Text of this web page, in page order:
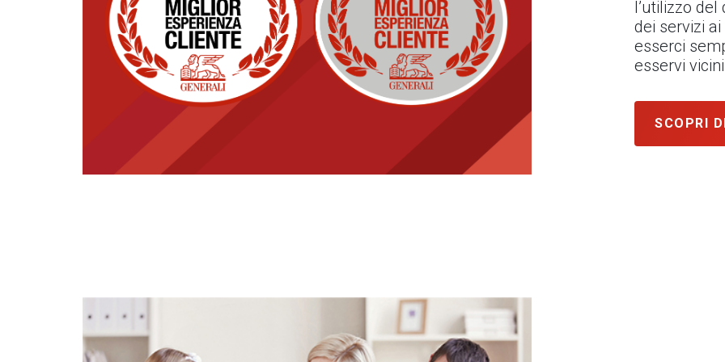
l’utilizzo
dei servizi
esserci
esservi
SCOPRI